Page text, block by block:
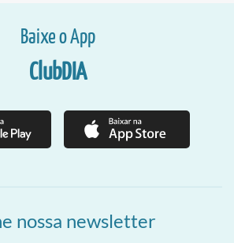
Baixe o App
ClubDIA
nossa newsletter